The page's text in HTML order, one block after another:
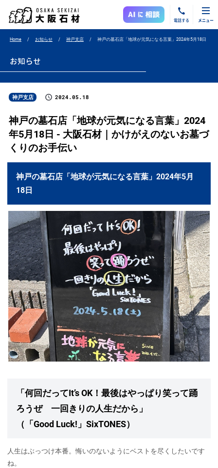
電話する メニュー
Home お知らせ 神戸支店 神戸の墓石店「地球が元気になる言葉」2024年5月18日
お知らせ
神戸支店 2024.05.18
神戸の墓石店「地球が元気になる言葉」2024
年5月18日 - 大阪石材｜かけがえのないお墓づ
くりのお手伝い
神戸の墓石店「地球が元気になる言葉」2024年5月
18日
「何回だってIt’s OK！最後はやっぱり笑って踊
ろうぜ 一回きりの人生だから」
（「Good Luck!」SixTONES）
人生はぶっつけ本番。悔いのないようにベストを尽くしたいです
ね。